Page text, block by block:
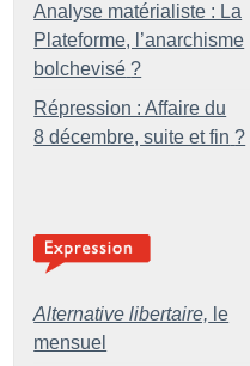
Analyse matérialiste : La
Plateforme, l’anarchisme
bolchevisé ?
Répression : Affaire du
8 décembre, suite et fin ?
Alternative libertaire, le
mensuel